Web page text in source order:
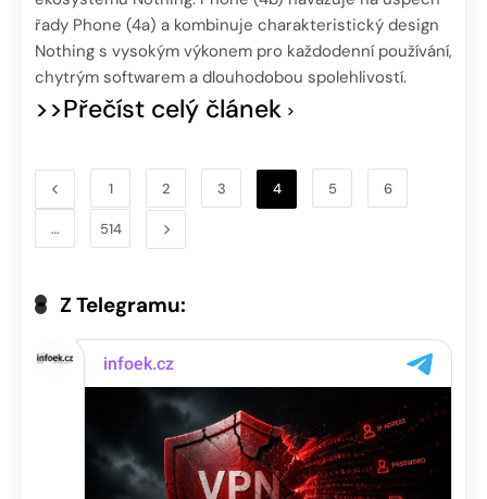
řady Phone (4a) a kombinuje charakteristický design
Nothing s vysokým výkonem pro každodenní používání,
chytrým softwarem a dlouhodobou spolehlivostí.
>>Přečíst celý článek
1 2 3 4 5 6
… 514
Z Telegramu: